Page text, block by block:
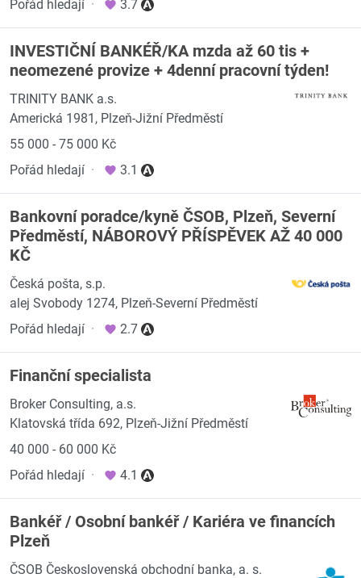
Pořád hledají · 3.7
INVESTIČNÍ BANKÉŘ/KA mzda až 60 tis +
neomezené provize + 4denní pracovní týden!
TRINITY BANK a.s.
Americká 1981, Plzeň-Jižní Předměstí
55 000 - 75 000 Kč
Pořád hledají · 3.1
Bankovní poradce/kyně ČSOB, Plzeň, Severní
Předměstí, NÁBOROVÝ PŘÍSPĚVEK AŽ 40 000
KČ
Česká pošta, s.p.
alej Svobody 1274, Plzeň-Severní Předměstí
Pořád hledají · 2.7
Finanční specialista
Broker Consulting, a.s.
Klatovská třída 692, Plzeň-Jižní Předměstí
40 000 - 60 000 Kč
Pořád hledají · 4.1
Bankéř / Osobní bankéř / Kariéra ve financích
Plzeň
ČSOB Československá obchodní banka, a. s.